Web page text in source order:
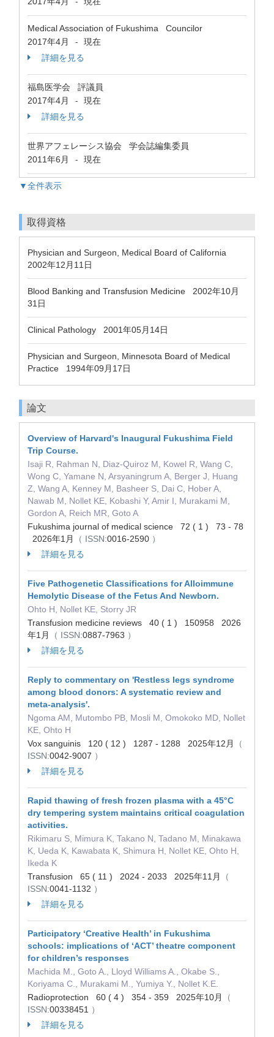
Medical Association of Fukushima Councilor
2017年4月
-
現在
詳細を見る
福島医学会 評議員
2017年4月
-
現在
詳細を見る
世界アフェレーシス協会 学会誌編集委員
2011年6月
- 現在
▼全件表示
取得資格
Physician and Surgeon, Medical Board of California
2002年12月11日
Blood Banking and Transfusion Medicine 2002年10月
31日
Clinical Pathology 2001年05月14日
Physician and Surgeon, Minnesota Board of Medical
Practice 1994年09月17日
論文
Overview of Harvard's Inaugural Fukushima Field
Trip Course.
Isaji R, Rahman N, Diaz-Quiroz M, Kowel R, Wang C,
Wong C, Yamane N, Arsyaningrum A, Berger J, Huang
Z, Wang A, Kenney M, Basheer S, Dai C, Hober A,
Nawab M, Nollet KE, Kobashi Y, Amir I, Murakami M,
Gordon A, Reich MR, Goto A
Fukushima journal of medical science 72 ( 1 ) 73 - 78
2026年1月
（ ISSN:0016-2590 ）
詳細を見る
Five Pathogenetic Classifications for Alloimmune
Hemolytic Disease of the Fetus And Newborn.
Ohto H, Nollet KE, Storry JR
Transfusion medicine reviews 40 ( 1 ) 150958 2026
年1月
（ ISSN:0887-7963 ）
詳細を見る
Reply to commentary on 'Restless legs syndrome
among blood donors: A systematic review and
meta-analysis'.
Ngoma AM, Mutombo PB, Mosli M, Omokoko MD, Nollet
KE, Ohto H
Vox sanguinis 120 ( 12 ) 1287 - 1288 2025年12月
（
ISSN:0042-9007 ）
詳細を見る
Rapid thawing of fresh frozen plasma with a 45°C
dry tempering system maintains critical coagulation
activities.
Rikimaru S, Mimura K, Takano N, Tadano M, Minakawa
K, Ueda K, Kawabata K, Shimura H, Nollet KE, Ohto H,
Ikeda K
Transfusion 65 ( 11 ) 2024 - 2033 2025年11月
（
ISSN:0041-1132 ）
詳細を見る
Participatory ‘Creative Health’ in Fukushima
schools: implications of ‘ACT’ theatre component
for children’s responses
Machida M., Goto A., Lloyd Williams A., Okabe S.,
Koriyama C., Murakami M., Yumiya Y., Nollet K.E.
Radioprotection 60 ( 4 ) 354 - 359 2025年10月
（
ISSN:00338451 ）
詳細を見る